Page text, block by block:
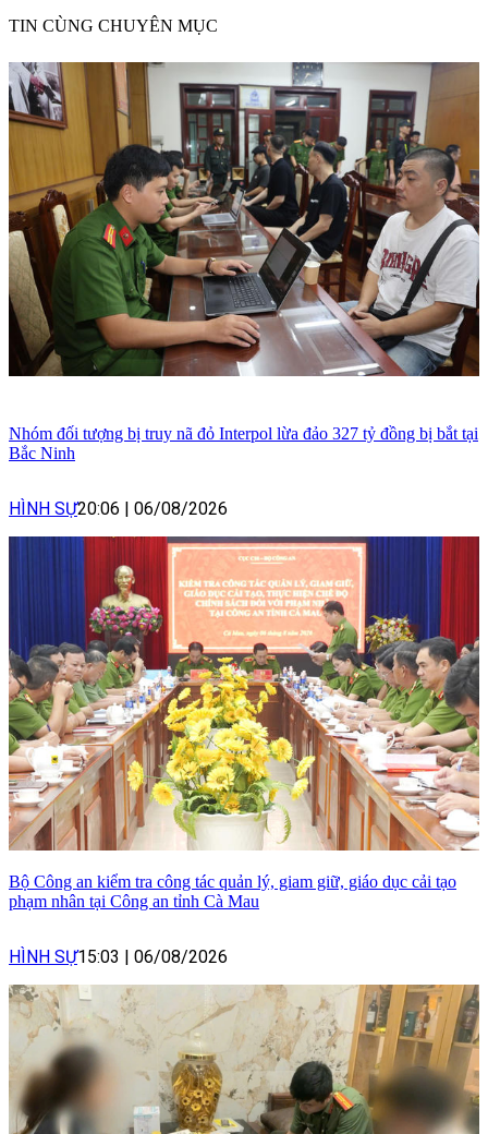
TIN CÙNG CHUYÊN MỤC
Nhóm đối tượng bị truy nã đỏ Interpol lừa đảo 327 tỷ đồng bị bắt tại
Bắc Ninh
HÌNH SỰ20:06 06/08/2026
Bộ Công an kiểm tra công tác quản lý, giam giữ, giáo dục cải tạo
phạm nhân tại Công an tỉnh Cà Mau
HÌNH SỰ15:03 06/08/2026